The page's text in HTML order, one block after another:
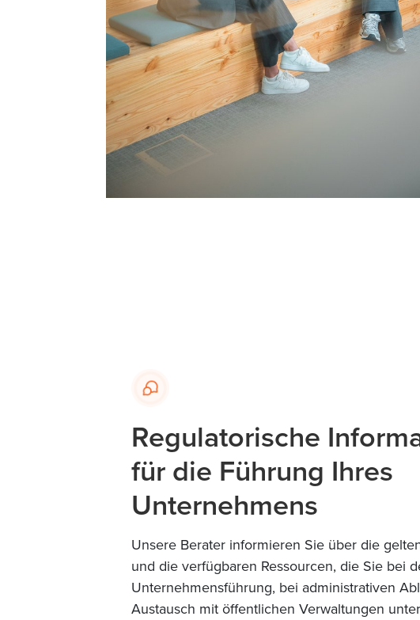
Regulatorische
für die Führung Ihres
Unternehmens
Unsere Berater informieren Sie über die
und die verfügbaren Ressourcen, die Sie bei
Unternehmensführung, bei administrativen
Austausch mit öffentlichen Verwaltungen